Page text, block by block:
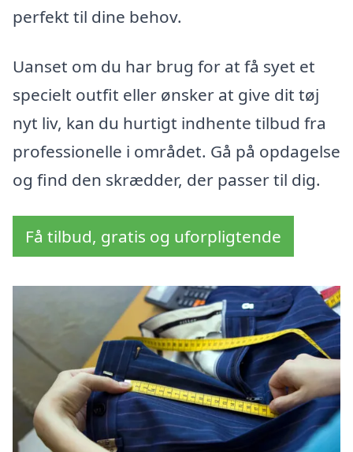
perfekt til dine behov.
Uanset om du har brug for at få syet et
specielt outfit eller ønsker at give dit tøj
nyt liv, kan du hurtigt indhente tilbud fra
professionelle i området. Gå på opdagelse
og find den skrædder, der passer til dig.
Få tilbud, gratis og uforpligtende